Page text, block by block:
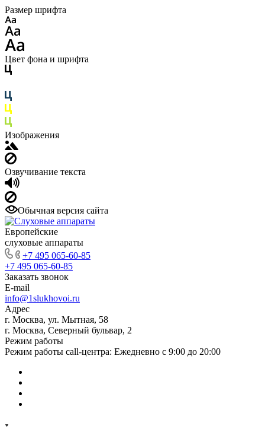
Размер шрифта
Цвет фона и шрифта
Изображения
Озвучивание текста
Обычная версия сайта
Европейские
слуховые аппараты
+7 495 065-60-85
+7 495 065-60-85
Заказать звонок
E-mail
info@1slukhovoi.ru
Адрес
г. Москва, ул. Мытная, 58
г. Москва, Северный бульвар, 2
Режим работы
Режим работы call-центра: Ежедневно с 9:00 до 20:00